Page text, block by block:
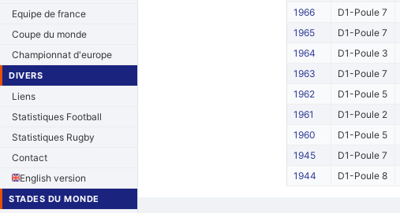
Equipe de france
Coupe du monde
Championnat d'europe
DIVERS
Liens
Statistiques Football
Statistiques Rugby
Contact
English version
STADES DU MONDE
1966
D1-Poule 7
1965
D1-Poule 7
1964
D1-Poule 3
1963
D1-Poule 7
1962
D1-Poule 5
1961
D1-Poule 2
1960
D1-Poule 5
1945
D1-Poule 7
1944
D1-Poule 8